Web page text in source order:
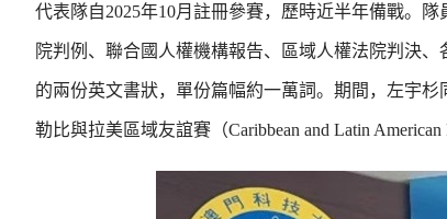
代表隊自2025年10月註冊參賽，歷時近半年備戰。
院判例、聯合國人權機構報告、區域人權法院判決
的兩份英文書狀，單份篇幅約一萬詞。期間，左宇
勒比與拉美區域友誼賽（Caribbean and Latin